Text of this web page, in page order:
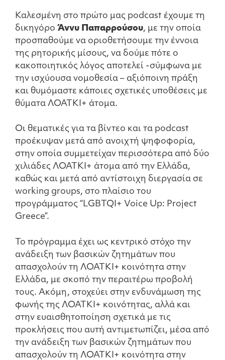
Καλεσμένη στο πρώτο μας podcast έχουμε τη
δικηγόρο Άννυ Παπαρρούσου, με την οποία
προσπαθούμε να οριοθετήσουμε την έννοια
της ρητορικής μίσους, να δούμε πότε ο
κακοποιητικός λόγος αποτελεί -σύμφωνα με
την ισχύουσα νομοθεσία – αξιόποινη πράξη
και θυμόμαστε κάποιες σχετικές υποθέσεις με
θύματα ΛΟΑΤΚΙ+ άτομα.
Οι θεματικές για τα βίντεο και τα podcast
προέκυψαν μετά από ανοιχτή ψηφοφορία,
στην οποία συμμετείχαν περισσότερα από δύο
χιλιάδες ΛΟΑΤΚΙ+ άτομα από την Ελλάδα,
καθώς και μετά από αντίστοιχη διεργασία σε
working groups, στο πλαίσιο του
προγράμματος “LGBTQI+ Voice Up: Project
Greece”.
To πρόγραμμα έχει ως κεντρικό στόχο την
ανάδειξη των βασικών ζητημάτων που
απασχολούν τη ΛΟΑΤΚΙ+ κοινότητα στην
Ελλάδα, με σκοπό την περαιτέρω προβολή
τους. Ακόμη, στοχεύει στην ενδυνάμωση της
φωνής της ΛΟΑΤΚΙ+ κοινότητας, αλλά και
στην ευαισθητοποίηση σχετικά με τις
προκλήσεις που αυτή αντιμετωπίζει, μέσα από
την ανάδειξη των βασικών ζητημάτων που
απασχολούν τη ΛΟΑΤΚΙ+ κοινότητα στην